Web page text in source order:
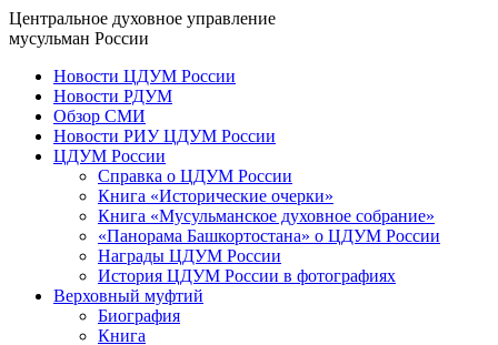
Центральное духовное управление
мусульман России
Новости ЦДУМ России
Новости РДУМ
Обзор СМИ
Новости РИУ ЦДУМ России
ЦДУМ России
Справка о ЦДУМ России
Книга «Исторические очерки»
Книга «Мусульманское духовное собрание»
«Панорама Башкортостана» о ЦДУМ России
Награды ЦДУМ России
История ЦДУМ России в фотографиях
Верховный муфтий
Биография
Книга